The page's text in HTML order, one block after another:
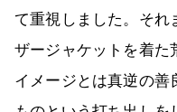
て重視しました。それ
ザージャケットを着た
イメージとは真逆の善